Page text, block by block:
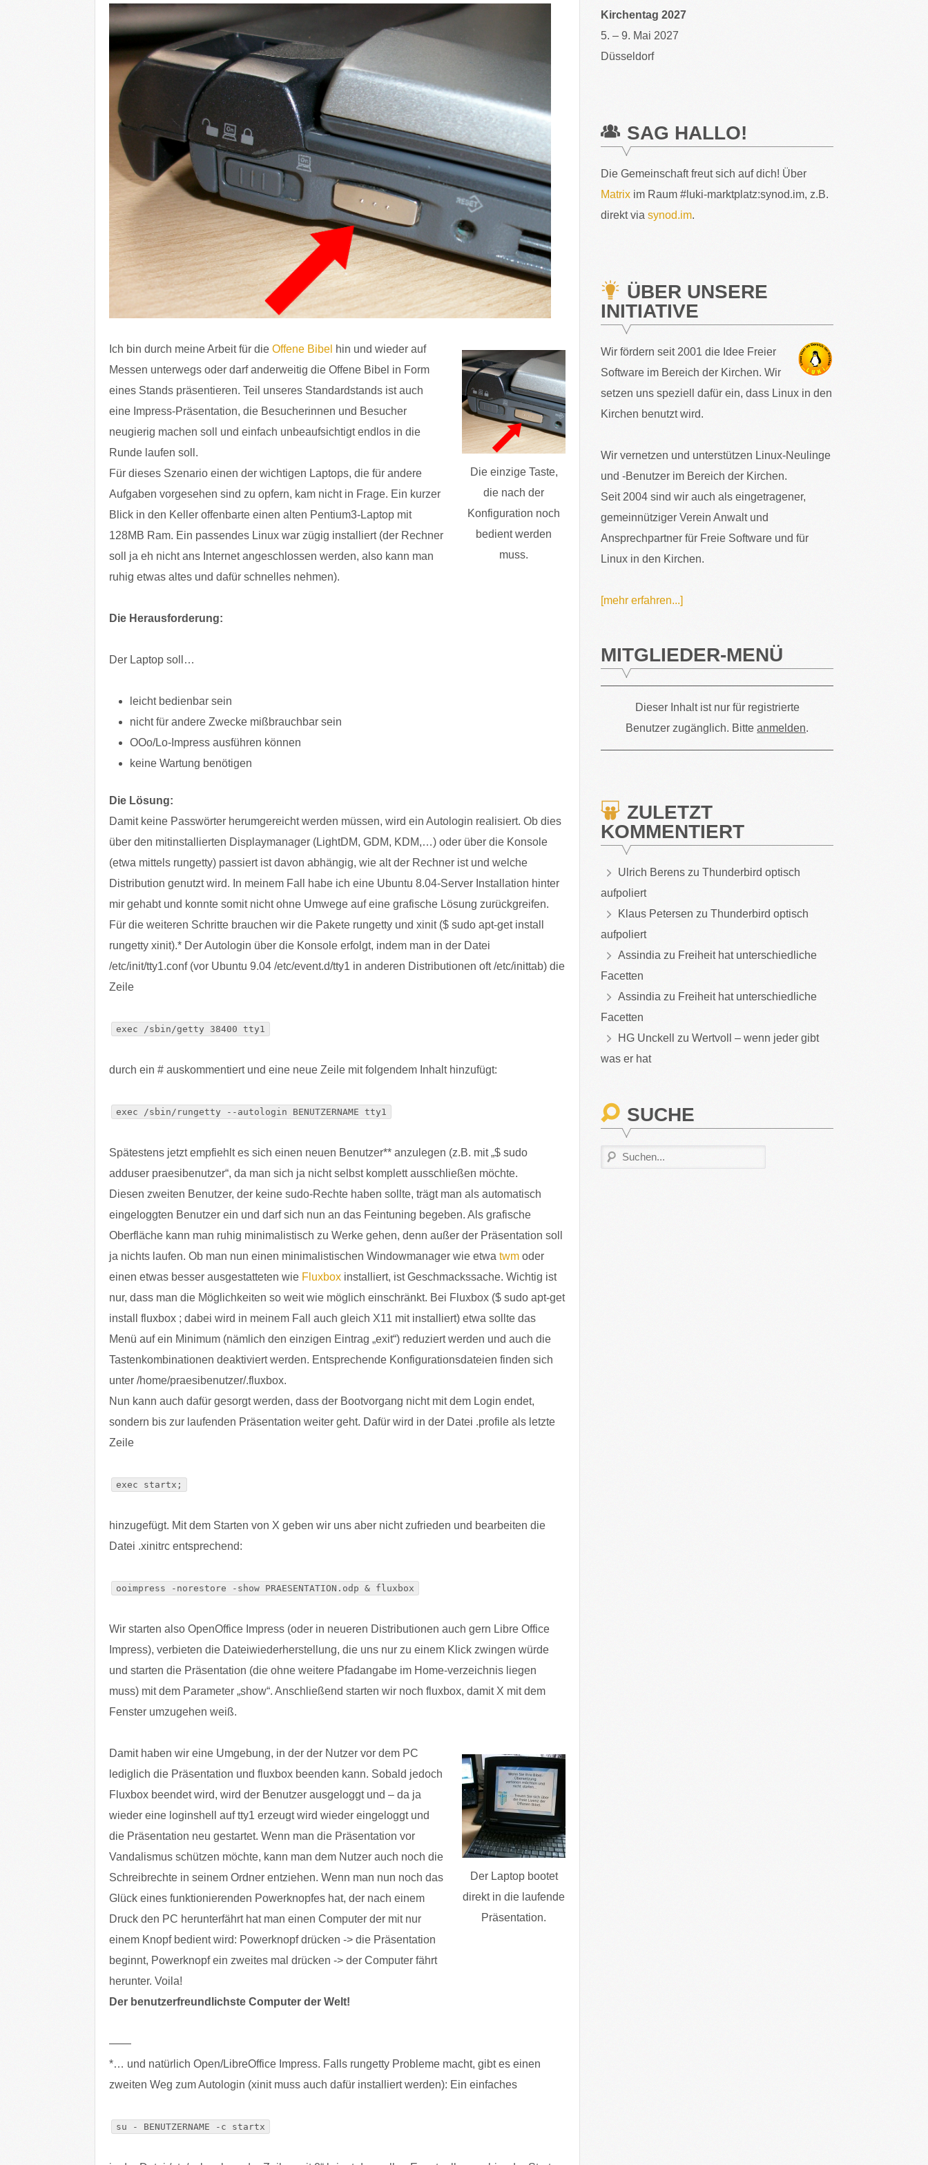
Die einzige Taste,
die nach der
Konfiguration noch
bedient werden
muss.
Ich bin durch meine Arbeit für die Offene Bibel hin und wieder auf
Messen unterwegs oder darf anderweitig die Offene Bibel in Form
eines Stands präsentieren. Teil unseres Standardstands ist auch
eine Impress-Präsentation, die Besucherinnen und Besucher
neugierig machen soll und einfach unbeaufsichtigt endlos in die
Runde laufen soll.
Für dieses Szenario einen der wichtigen Laptops, die für andere
Aufgaben vorgesehen sind zu opfern, kam nicht in Frage. Ein kurzer
Blick in den Keller offenbarte einen alten Pentium3-Laptop mit
128MB Ram. Ein passendes Linux war zügig installiert (der Rechner
soll ja eh nicht ans Internet angeschlossen werden, also kann man
ruhig etwas altes und dafür schnelles nehmen).
Die Herausforderung:
Der Laptop soll…
leicht bedienbar sein
nicht für andere Zwecke mißbrauchbar sein
OOo/Lo-Impress ausführen können
keine Wartung benötigen
Die Lösung:
Damit keine Passwörter herumgereicht werden müssen, wird ein Autologin realisiert. Ob dies
über den mitinstallierten Displaymanager (LightDM, GDM, KDM,…) oder über die Konsole
(etwa mittels rungetty) passiert ist davon abhängig, wie alt der Rechner ist und welche
Distribution genutzt wird. In meinem Fall habe ich eine Ubuntu 8.04-Server Installation hinter
mir gehabt und konnte somit nicht ohne Umwege auf eine grafische Lösung zurückgreifen.
Für die weiteren Schritte brauchen wir die Pakete rungetty und xinit ($ sudo apt-get install
rungetty xinit).* Der Autologin über die Konsole erfolgt, indem man in der Datei
/etc/init/tty1.conf (vor Ubuntu 9.04 /etc/event.d/tty1 in anderen Distributionen oft /etc/inittab) die
Zeile
exec /sbin/getty 38400 tty1
durch ein # auskommentiert und eine neue Zeile mit folgendem Inhalt hinzufügt:
exec /sbin/rungetty --autologin BENUTZERNAME tty1
Spätestens jetzt empfiehlt es sich einen neuen Benutzer** anzulegen (z.B. mit „$ sudo
adduser praesibenutzer“, da man sich ja nicht selbst komplett ausschließen möchte.
Diesen zweiten Benutzer, der keine sudo-Rechte haben sollte, trägt man als automatisch
eingeloggten Benutzer ein und darf sich nun an das Feintuning begeben. Als grafische
Oberfläche kann man ruhig minimalistisch zu Werke gehen, denn außer der Präsentation soll
ja nichts laufen. Ob man nun einen minimalistischen Windowmanager wie etwa twm oder
einen etwas besser ausgestatteten wie Fluxbox installiert, ist Geschmackssache. Wichtig ist
nur, dass man die Möglichkeiten so weit wie möglich einschränkt. Bei Fluxbox ($ sudo apt-get
install fluxbox ; dabei wird in meinem Fall auch gleich X11 mit installiert) etwa sollte das
Menü auf ein Minimum (nämlich den einzigen Eintrag „exit“) reduziert werden und auch die
Tastenkombinationen deaktiviert werden. Entsprechende Konfigurationsdateien finden sich
unter /home/praesibenutzer/.fluxbox.
Nun kann auch dafür gesorgt werden, dass der Bootvorgang nicht mit dem Login endet,
sondern bis zur laufenden Präsentation weiter geht. Dafür wird in der Datei .profile als letzte
Zeile
exec startx;
hinzugefügt. Mit dem Starten von X geben wir uns aber nicht zufrieden und bearbeiten die
Datei .xinitrc entsprechend:
ooimpress -norestore -show PRAESENTATION.odp & fluxbox
Wir starten also OpenOffice Impress (oder in neueren Distributionen auch gern Libre Office
Impress), verbieten die Dateiwiederherstellung, die uns nur zu einem Klick zwingen würde
und starten die Präsentation (die ohne weitere Pfadangabe im Home-verzeichnis liegen
muss) mit dem Parameter „show“. Anschließend starten wir noch fluxbox, damit X mit dem
Fenster umzugehen weiß.
Der Laptop bootet
direkt in die laufende
Präsentation.
Damit haben wir eine Umgebung, in der der Nutzer vor dem PC
lediglich die Präsentation und fluxbox beenden kann. Sobald jedoch
Fluxbox beendet wird, wird der Benutzer ausgeloggt und – da ja
wieder eine loginshell auf tty1 erzeugt wird wieder eingeloggt und
die Präsentation neu gestartet. Wenn man die Präsentation vor
Vandalismus schützen möchte, kann man dem Nutzer auch noch die
Schreibrechte in seinem Ordner entziehen. Wenn man nun noch das
Glück eines funktionierenden Powerknopfes hat, der nach einem
Druck den PC herunterfährt hat man einen Computer der mit nur
einem Knopf bedient wird: Powerknopf drücken -> die Präsentation
beginnt, Powerknopf ein zweites mal drücken -> der Computer fährt
herunter. Voila!
Der benutzerfreundlichste Computer der Welt!
——
*… und natürlich Open/LibreOffice Impress. Falls rungetty Probleme macht, gibt es einen
zweiten Weg zum Autologin (xinit muss auch dafür installiert werden): Ein einfaches
su - BENUTZERNAME -c startx
Kirchentag 2027
5. – 9. Mai 2027
Düsseldorf
SAG HALLO!
Die Gemeinschaft freut sich auf dich! Über
Matrix im Raum #luki-marktplatz:synod.im, z.B.
direkt viasynod.im.
ÜBER UNSERE
INITIATIVE
Wir fördern seit 2001 die Idee Freier
Software im Bereich der Kirchen. Wir
setzen uns speziell dafür ein, dass Linux in den
Kirchen benutzt wird.
Wir vernetzen und unterstützen Linux-Neulinge
und -Benutzer im Bereich der Kirchen.
Seit 2004 sind wir auch als eingetragener,
gemeinnütziger Verein Anwalt und
Ansprechpartner für Freie Software und für
Linux in den Kirchen.
[mehr erfahren...]
MITGLIEDER-MENÜ
Dieser Inhalt ist nur für registrierte
Benutzer zugänglich. Bitteanmelden.
ZULETZT
KOMMENTIERT
Ulrich Berenszu Thunderbird optisch
aufpoliert
Klaus Petersen zu Thunderbird optisch
aufpoliert
Assindia zu Freiheit hat unterschiedliche
Facetten
Assindia zu Freiheit hat unterschiedliche
Facetten
HG Unckell
zu Wertvoll – wenn jeder gibt
was er hat
SUCHE